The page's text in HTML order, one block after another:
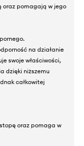
oraz pomagają w jego
na działanie
swoje właściwości,
dzięki niższemu
całkowitej
oraz pomaga w